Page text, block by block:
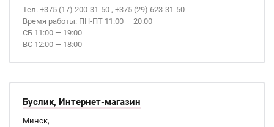
Тел. +375 (17) 200-31-50 , +375 (29) 623-31-50
Время работы: ПН-ПТ 11:00 — 20:00
СБ 11:00 — 19:00
ВС 12:00 — 18:00
Буслик, Интернет-магазин
Минск,